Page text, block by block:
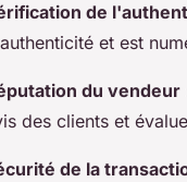
de
et est
du vendeur
des clients et
de la